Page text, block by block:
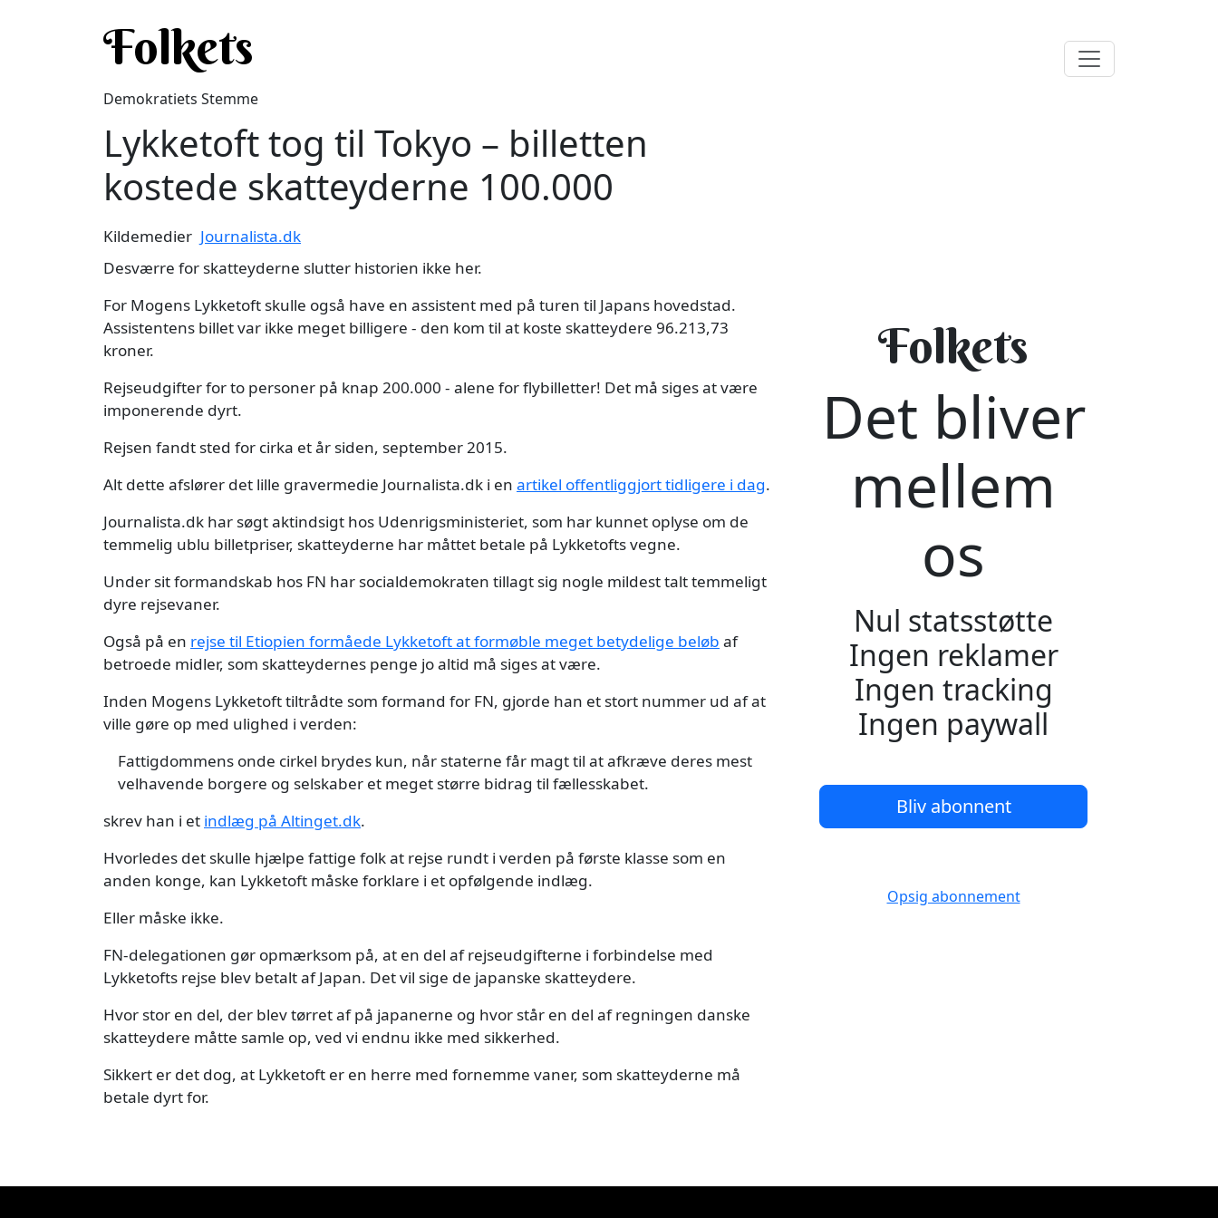
Folkets
Demokratiets Stemme
Lykketoft tog til Tokyo – billetten
kostede skatteyderne 100.000
Kildemedier Journalista.dk
Desværre for skatteyderne slutter historien ikke her.
For Mogens Lykketoft skulle også have en assistent med på turen til Japans hovedstad.
Assistentens billet var ikke meget billigere - den kom til at koste skatteydere 96.213,73
kroner.
Rejseudgifter for to personer på knap 200.000 - alene for flybilletter! Det må siges at være
imponerende dyrt.
Rejsen fandt sted for cirka et år siden, september 2015.
Alt dette afslører det lille gravermedie Journalista.dk i en artikel offentliggjort tidligere i dag.
Journalista.dk har søgt aktindsigt hos Udenrigsministeriet, som har kunnet oplyse om de
temmelig ublu billetpriser, skatteyderne har måttet betale på Lykketofts vegne.
Under sit formandskab hos FN har socialdemokraten tillagt sig nogle mildest talt temmeligt
dyre rejsevaner.
Også på en rejse til Etiopien formåede Lykketoft at formøble meget betydelige beløb af
betroede midler, som skatteydernes penge jo altid må siges at være.
Inden Mogens Lykketoft tiltrådte som formand for FN, gjorde han et stort nummer ud af at
ville gøre op med ulighed i verden:
Fattigdommens onde cirkel brydes kun, når staterne får magt til at afkræve deres mest
velhavende borgere og selskaber et meget større bidrag til fællesskabet.
skrev han i et indlæg på Altinget.dk.
Hvorledes det skulle hjælpe fattige folk at rejse rundt i verden på første klasse som en
anden konge, kan Lykketoft måske forklare i et opfølgende indlæg.
Eller måske ikke.
FN-delegationen gør opmærksom på, at en del af rejseudgifterne i forbindelse med
Lykketofts rejse blev betalt af Japan. Det vil sige de japanske skatteydere.
Hvor stor en del, der blev tørret af på japanerne og hvor står en del af regningen danske
skatteydere måtte samle op, ved vi endnu ikke med sikkerhed.
Sikkert er det dog, at Lykketoft er en herre med fornemme vaner, som skatteyderne må
betale dyrt for.
Folkets
Det bliver
mellem
os
Nul statsstøtte
Ingen reklamer
Ingen tracking
Ingen paywall
Bliv abonnent
Opsig abonnement